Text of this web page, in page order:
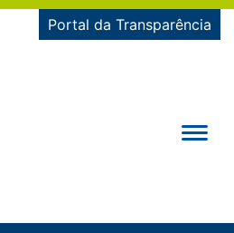
Portal da Transparência